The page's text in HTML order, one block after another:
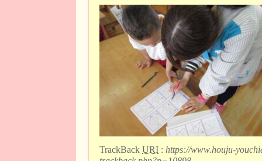
TrackBack URI : https://www.houju-